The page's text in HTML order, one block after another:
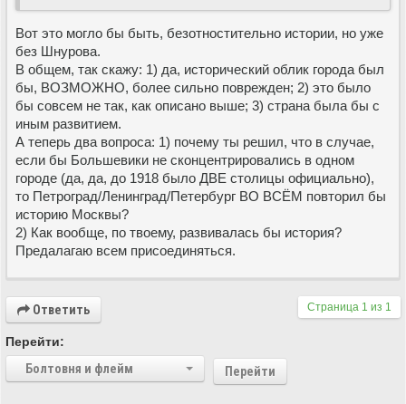
Вот это могло бы быть, безотностительно истории, но уже
без Шнурова.
В общем, так скажу: 1) да, исторический облик города был
бы, ВОЗМОЖНО, более сильно поврежден; 2) это было
бы совсем не так, как описано выше; 3) страна была бы с
иным развитием.
А теперь два вопроса: 1) почему ты решил, что в случае,
если бы Большевики не сконцентрировались в одном
городе (да, да, до 1918 было ДВЕ столицы официально),
то Петроград/Ленинград/Петербург ВО ВСЁМ повторил бы
историю Москвы?
2) Как вообще, по твоему, развивалась бы история?
Предалагаю всем присоединяться.
Ответить Страница 1 из 1
Перейти:
Болтовня и флейм
Перейти